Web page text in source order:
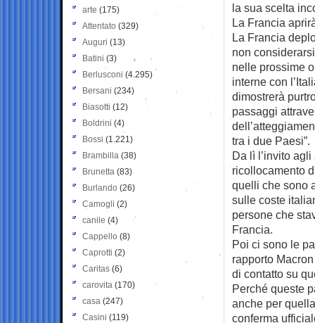
la sua scelta
La Francia
La Francia
non
nelle prossime
interne con
dimostrerà
passaggi
tra i due Paesi”.
Da lì l’invito
ricollocamento
quelli che sono
sulle coste
persone che
Francia.
Poi ci sono le
rapporto
di contatto su
Perché queste
anche per
conferma
arte (175)
Attentato (329)
Auguri (13)
Batini (3)
Berlusconi (4.295)
Bersani (234)
Biasotti (12)
Boldrini (4)
Bossi (1.221)
Brambilla (38)
Brunetta (83)
Burlando (26)
Camogli (2)
canile (4)
Cappello (8)
Caprotti (2)
Caritas (6)
carovita (170)
casa (247)
Casini (119)